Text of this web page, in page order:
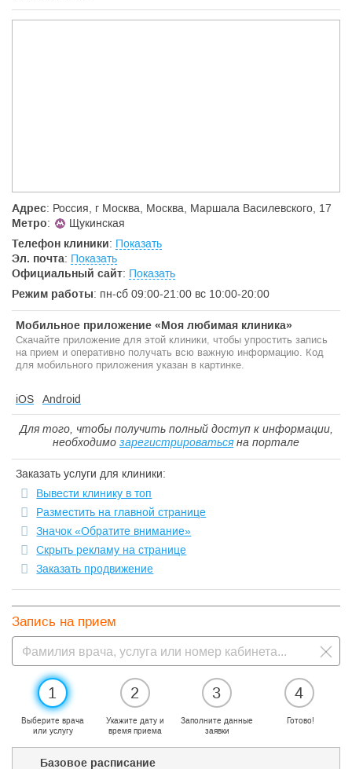
Адрес: Россия, г Москва, Москва, Маршала Василевского, 17
Метро:
Щукинская
Телефон клиники: Показать
Эл. почта: Показать
Официальный сайт: Показать
Режим работы: пн-сб 09:00-21:00 вс 10:00-20:00
Мобильное приложение «Моя любимая клиника»
Скачайте приложение для этой клиники, чтобы упростить запись
на прием и оперативно получать всю важную информацию. Код
для мобильного приложения указан в картинке.
iOS Android
Для того, чтобы получить полный доступ к информации,
необходимо зарегистрироватьсяна портале
Заказать услуги для клиники:
Вывести клинику в топ
Разместить на главной странице
Значок «Обратите внимание»
Скрыть рекламу на странице
Заказать продвижение
Запись на прием
1
Выберите врача
или услугу
2
Укажите дату и
время приема
3
Заполните данные
заявки
4
Готово!
Базовое расписание